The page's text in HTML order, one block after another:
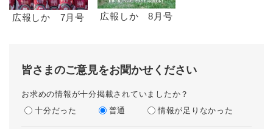
広報しか 7月号 広報しか 8月号
皆さまのご意見をお聞かせください
お求めの情報が十分掲載されていましたか？
十分だった
普通 情報が足りなかった